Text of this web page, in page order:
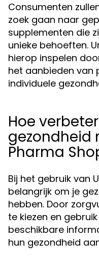
Consumenten
zoek gaan naar
supplementen die
unieke behoeften.
hierop inspelen
het aanbieden van
individuele
Hoe
gezondheid
Pharma
Bij het gebruik van
belangrijk om je
hebben. Door
te kiezen en
beschikbare
hun gezondheid